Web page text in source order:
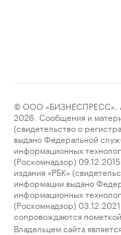
© ООО «БИЗНЕСПРЕСС»,
2026. Сообщения и
(свидетельство о
выдано Федеральной
информационных
(Роскомнадзор)
издания «РБК»
информации выдано
информационных
(Роскомнадзор)
сопровождаются пометкой
Владельцем сайта